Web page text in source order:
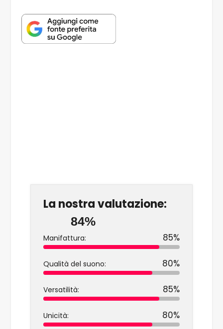
La nostra valutazione:
84%
Manifattura: 85%
Qualità del suono: 80%
Versatilità: 85%
Unicità: 80%